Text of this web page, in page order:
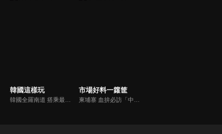
韓國這樣玩 市場好料一籮筐